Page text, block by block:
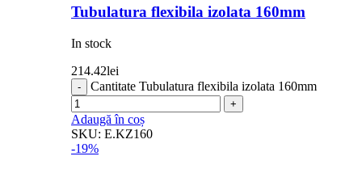
Tubulatura flexibila izolata 160mm
In stock
214.42lei
Cantitate Tubulatura flexibila izolata 160mm
Adaugă în coș
SKU: E.KZ160
-19%